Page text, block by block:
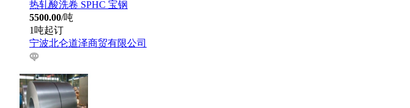
热轧酸洗卷 SPHC 宝钢
5500.00/吨
1吨起订
宁波北仑道泽商贸有限公司